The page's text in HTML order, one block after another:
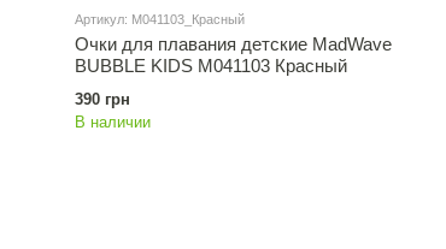
Артикул: M041103_Красный
Очки для плавания детские MadWave
BUBBLE KIDS M041103 Красный
390 грн
В наличии